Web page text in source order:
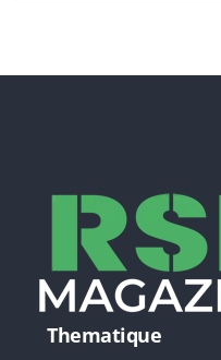
Thematique